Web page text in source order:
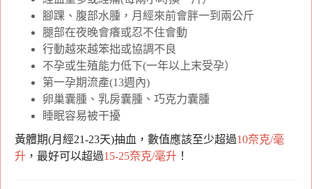
腳踝、腹部水腫，月經來前會胖一到兩公斤
腿部在夜晚會癢或忍不住會動
行動越來越笨拙或協調不良
不孕或生殖能力低下(一年以上末受孕）
第一孕期流產(13週內)
卵巢囊腫、乳房囊腫、巧克力囊腫
睡眠容易被干擾
黃體期(月經21-23天)抽血，數值應該至少超過10奈克/毫
升 ，最好可以超過15-25奈克/毫升 ！